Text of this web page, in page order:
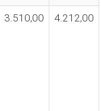
3.510,00 4.212,00